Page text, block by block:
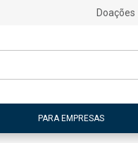
Doações
PARA EMPRESAS